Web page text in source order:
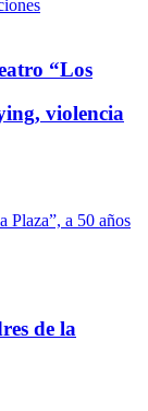
“Los
violencia
de la